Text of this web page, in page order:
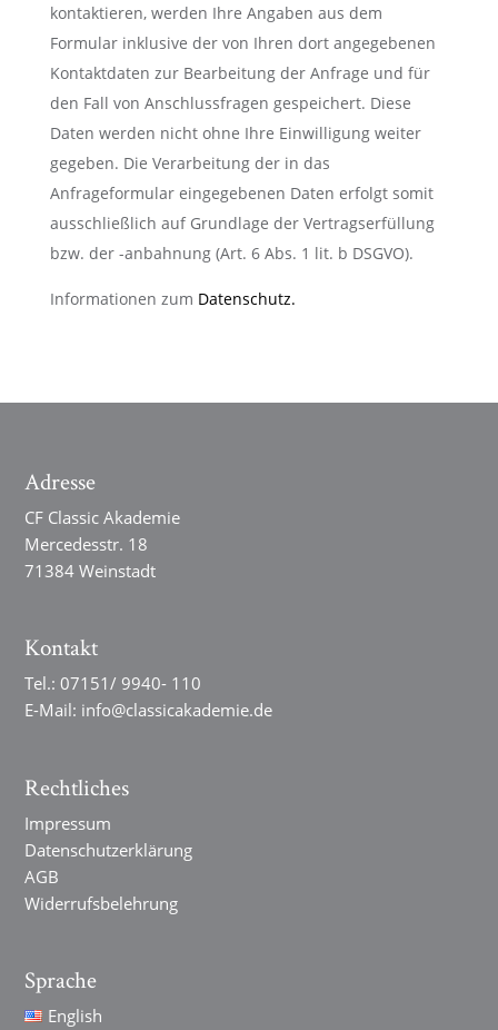
kontaktieren, werden Ihre Angaben aus dem
Formular inklusive der von Ihren dort angegebenen
Kontaktdaten zur Bearbeitung der Anfrage und für
den Fall von Anschlussfragen gespeichert. Diese
Daten werden nicht ohne Ihre Einwilligung weiter
gegeben. Die Verarbeitung der in das
Anfrageformular eingegebenen Daten erfolgt somit
ausschließlich auf Grundlage der Vertragserfüllung
bzw. der -anbahnung (Art. 6 Abs. 1 lit. b DSGVO).
Informationen zum Datenschutz.
Adresse
CF Classic Akademie
Mercedesstr. 18
71384 Weinstadt
Kontakt
Tel.:07151/ 9940- 110
E-Mail: info@classicakademie.de
Rechtliches
Impressum
Datenschutzerklärung
AGB
Widerrufsbelehrung
Sprache
English